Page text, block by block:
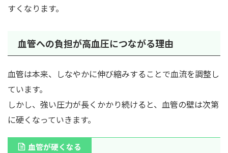
すくなります。
血管への負担が高血圧につながる理由
血管は本来、しなやかに伸び縮みすることで血流を調整し
ています。
しかし、強い圧力が長くかかり続けると、血管の壁は次第
に硬くなっていきます。
血管が硬くなる